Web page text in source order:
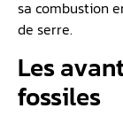
sa combustion
de serre.
Les
fossiles